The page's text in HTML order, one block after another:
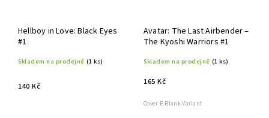
Hellboy in Love: Black Eyes
#1
Skladem na prodejně (1 ks)
140 Kč
Avatar: The Last Airbender –
The Kyoshi Warriors #1
Skladem na prodejně (1 ks)
165 Kč
Cover B Blank Variant